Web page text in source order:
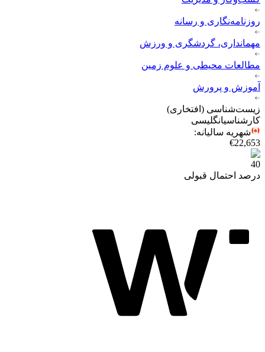
روزنامه‌نگاری و رسانه
مهمانداری، گردشگری و ورزش
مطالعات محیطی و علوم زمین
آموزش و پرورش
زیست‌شناسی (افتخاری)
کارشناسیانگلیسی
شهریه سالیانه:
€22,653
40
درصد احتمال قبولی